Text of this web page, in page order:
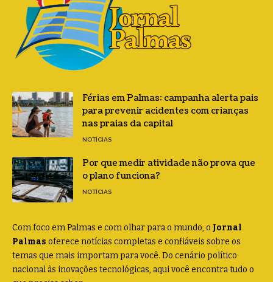
Férias em Palmas: campanha alerta pais
para prevenir acidentes com crianças
nas praias da capital
NOTÍCIAS
Por que medir atividade não prova que
o plano funciona?
NOTÍCIAS
Com foco em Palmas e com olhar para o mundo, o Jornal
Palmas oferece notícias completas e confiáveis sobre os
temas que mais importam para você. Do cenário político
nacional às inovações tecnológicas, aqui você encontra tudo o